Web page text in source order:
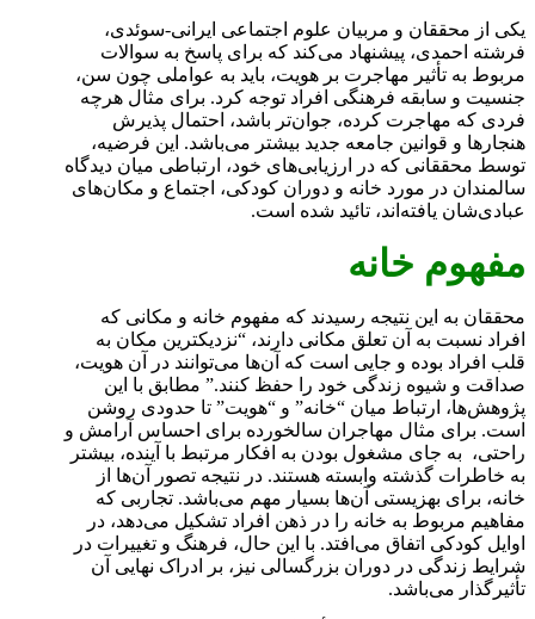
یکی از محققان و مربیان علوم اجتماعی ایرانی-سوئدی،
فرشته احمدی، پیشنهاد می‌کند که برای پاسخ به سوالات
مربوط به تأثیر مهاجرت بر هویت، باید به عواملی چون سن،
جنسیت و سابقه فرهنگی افراد توجه کرد. برای مثال هرچه
فردی که مهاجرت کرده، جوان‌تر باشد، احتمال پذیرش
هنجارها و قوانین جامعه جدید بیشتر می‌باشد. این فرضیه،
توسط محققانی که در ارزیابی‌های خود، ارتباطی میان دیدگاه
سالمندان در مورد خانه و دوران کودکی، اجتماع و مکان‌های
عبادی‌شان یافته‌اند، تائید شده است.
مفهوم خانه
محققان به این نتیجه رسیدند که مفهوم خانه و مکانی که
افراد نسبت به آن تعلق مکانی دارند، “نزدیکترین مکان به
قلب افراد بوده و جایی است که آن‌ها می‌توانند در آن هویت،
صداقت و شیوه زندگی خود را حفظ کنند.” مطابق با این
پژوهش‌ها، ارتباط میان “خانه” و “هویت” تا حدودی روشن
است. برای مثال مهاجران سالخورده برای احساس آرامش و
راحتی، به جای مشغول بودن به افکار مرتبط با آینده، بیشتر
به خاطرات گذشته وابسته هستند. در نتیجه تصور آن‌ها از
خانه، برای بهزیستی آن‌ها بسیار مهم می‌باشد. تجاربی که
مفاهیم مربوط به خانه را در ذهن افراد تشکیل می‌دهد، در
اوایل کودکی اتفاق می‌افتد. با این حال، فرهنگ و تغییرات در
شرایط زندگی در دوران بزرگسالی نیز، بر ادراک نهایی آن
تأثیرگذار می‌باشد.